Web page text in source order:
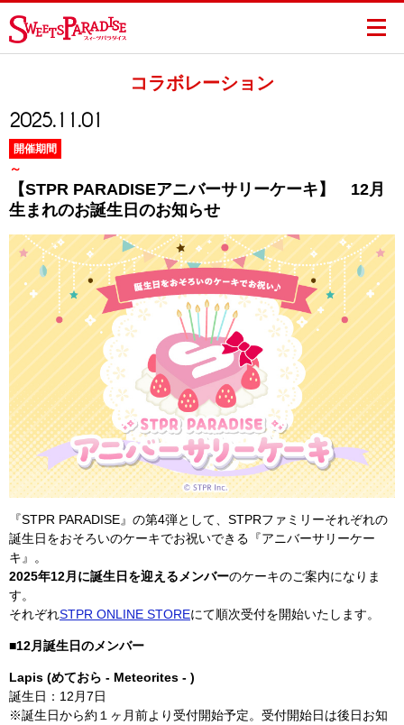
コラボレーション
2025.11.01
開催期間
～
【STPR PARADISEアニバーサリーケーキ】 12月
生まれのお誕生日のお知らせ
『STPR PARADISE』の第4弾として、STPRファミリーそれぞれの
誕生日をおそろいのケーキでお祝いできる『アニバーサリーケー
キ』。
2025年12月に誕生日を迎えるメンバーのケーキのご案内になりま
す。
それぞれSTPR ONLINE STOREにて順次受付を開始いたします。
■12月誕生日のメンバー
Lapis (めておら - Meteorites - )
誕生日：12月7日
※誕生日から約１ヶ月前より受付開始予定。受付開始日は後日お知